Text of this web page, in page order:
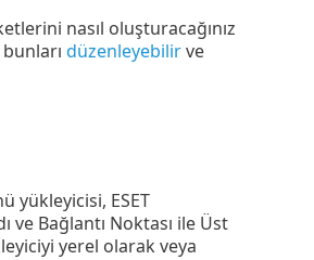
nasıl oluşturacağınız
düzenleyebilirve
yükleyicisi, ESET
ve Bağlantı Noktası ile Üst
yerel olarak veya